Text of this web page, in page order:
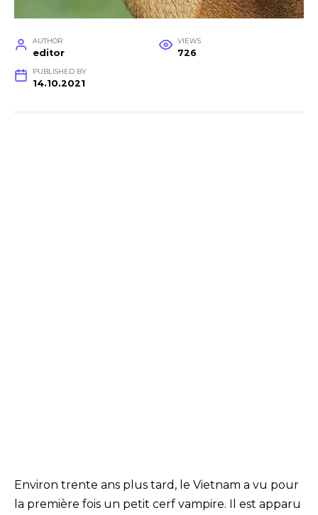
AUTHOR
editor
VIEWS
726
PUBLISHED BY
14.10.2021
Environ trente ans plus tard, le Vietnam a vu pour
la première fois un petit cerf vampire. Il est apparu